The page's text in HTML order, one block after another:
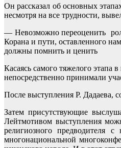
Он рассказал об основных
несмотря на все трудности,
— Невозможно переоценить
Корана и пути, оставленного
должны помнить и ценить
Касаясь самого тяжелого этапа
непосредственно принимали
После выступления Р. Дадаева,
Затем присутствующие
Лейтмотивом выступления
религиозного предводителя
многонациональной